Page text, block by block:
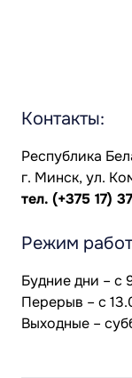
Контакты:
Республика
г. Минск, ул.
тел. (+375 17)
Режим
Будние дни – с
Перерыв – с
Выходные –